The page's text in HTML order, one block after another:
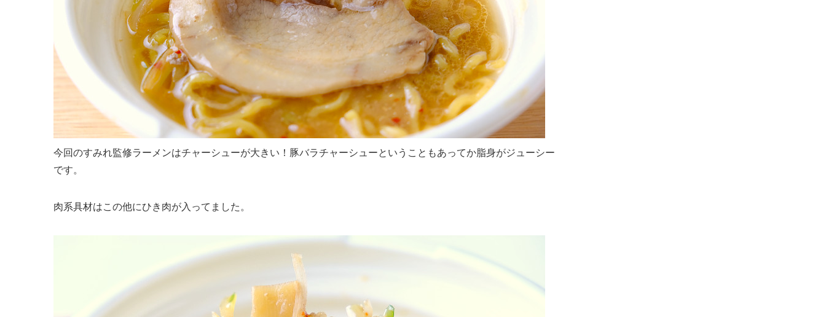
今回のすみれ監修ラーメンはチャーシューが大きい！豚バラチャーシューということもあってか脂身がジューシー
です。
肉系具材はこの他にひき肉が入ってました。